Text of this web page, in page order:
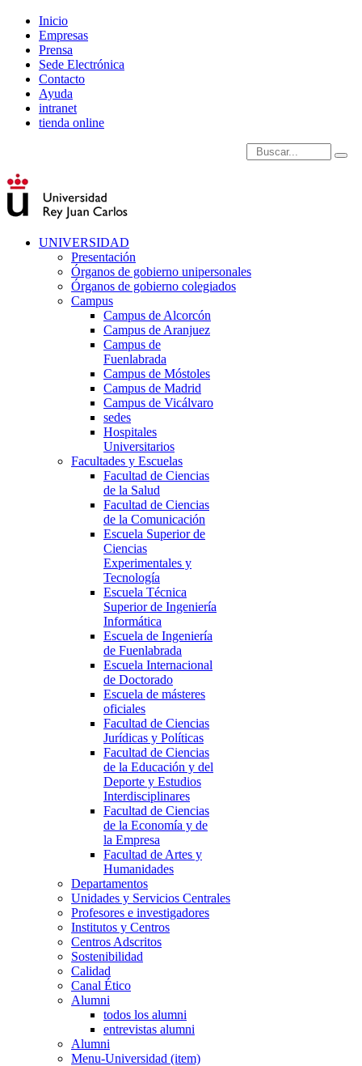
Inicio
Empresas
Prensa
Sede Electrónica
Contacto
Ayuda
intranet
tienda online
Introduce términos de
UNIVERSIDAD
Presentación
Órganos de gobierno unipersonales
Órganos de gobierno colegiados
Campus
Campus de Alcorcón
Campus de Aranjuez
Campus de
Fuenlabrada
Campus de Móstoles
Campus de Madrid
Campus de Vicálvaro
sedes
Hospitales
Universitarios
Facultades y Escuelas
Facultad de Ciencias
de la Salud
Facultad de Ciencias
de la Comunicación
Escuela Superior de
Ciencias
Experimentales y
Tecnología
Escuela Técnica
Superior de Ingeniería
Informática
Escuela de Ingeniería
de Fuenlabrada
Escuela Internacional
de Doctorado
Escuela de másteres
oficiales
Facultad de Ciencias
Jurídicas y Políticas
Facultad de Ciencias
de la Educación y del
Deporte y Estudios
Interdisciplinares
Facultad de Ciencias
de la Economía y de
la Empresa
Facultad de Artes y
Humanidades
Departamentos
Unidades y Servicios Centrales
Profesores e investigadores
Institutos y Centros
Centros Adscritos
Sostenibilidad
Calidad
Canal Ético
Alumni
todos los alumni
entrevistas alumni
Alumni
Menu-Universidad (item)